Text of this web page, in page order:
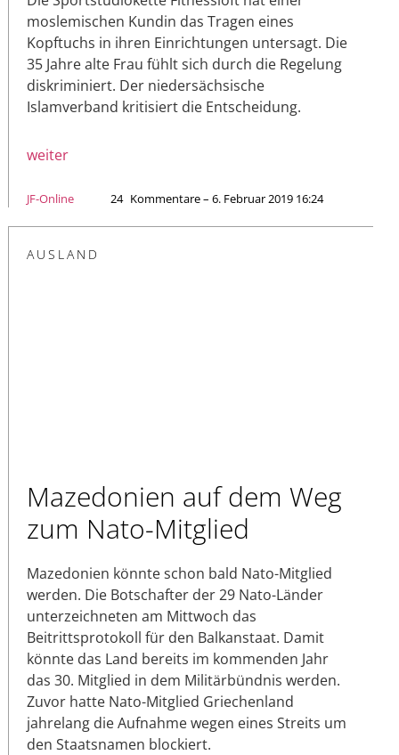
moslemischen Kundin das Tragen eines
Kopftuchs in ihren Einrichtungen untersagt. Die
35 Jahre alte Frau fühlt sich durch die Regelung
diskriminiert. Der niedersächsische
Islamverband kritisiert die Entscheidung.
weiter
JF-Online 24 Kommentare – 6. Februar 2019 16:24
AUSLAND
Mazedonien auf dem Weg
zum Nato-Mitglied
Mazedonien könnte schon bald Nato-Mitglied
werden. Die Botschafter der 29 Nato-Länder
unterzeichneten am Mittwoch das
Beitrittsprotokoll für den Balkanstaat. Damit
könnte das Land bereits im kommenden Jahr
das 30. Mitglied in dem Militärbündnis werden.
Zuvor hatte Nato-Mitglied Griechenland
jahrelang die Aufnahme wegen eines Streits um
den Staatsnamen blockiert.